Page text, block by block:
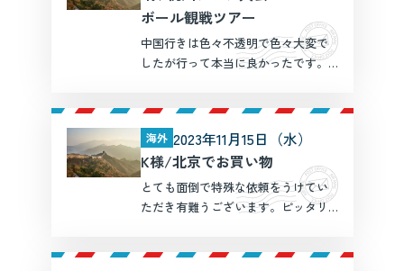
ボール観戦ツアー
中国行きは色々不透明で色々大変で
したが行って本当に良かったです。
思いとか何一つなく、無事に行って
楽しく帰ってきました。 スマ […]
海外 2023年11月15日（水）
K様/北京でお買い物
とても面倒で特殊な依頼をうけてい
ただき有難うございます。ピッタリ